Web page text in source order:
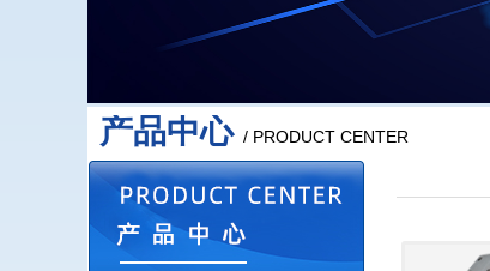
产品中心/ PRODUCT CENTER